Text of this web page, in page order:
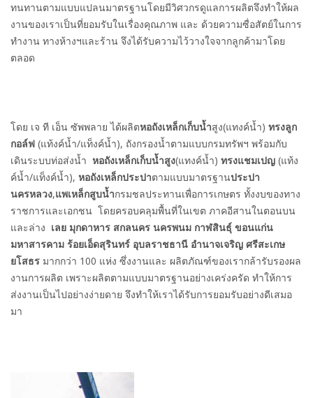
ทนทานตามแบบแปลนมาตรฐานโดยมีวิศวกรดูแลการผลิตจึงทำให้ผล
งานของเราเป็นที่ยอมรับในเรื่องคุณภาพ และ ด้วยความซื่อสัตย์ในการ
ทำงาน ทางห้างฯและร้าน จึงได้รับความไว้วางใจจากลูกค้ามาโดย
ตลอด
โดย เจ ที เอ็น ซัพพลาย ได้ผลิตหอถังเหล็กเก็บน้ำสูง(แทงค์น้ำ) ทรงลูก
กอล์ฟ (แท้งค์น้ำ/แท็งค์น้ำ), ถังกรองน้ำตามแบบกรมทรัพฯ พร้อมกับ
เดินระบบท่อส่งน้ำ หอถังเหล็กเก็บน้ำสูง(แทงค์น้ำ) ทรงแชมเปญ (แท้ง
ค์น้ำ/แท็งค์น้ำ), หอถังเหล็กประปาตามแบบมาตรฐานประปา
นครหลวง,แพเหล็กสูบน้ำกรมชลประทานเพื่อการเกษตร ทั้งงบของทาง
ราชการและเอกชน โดยครอบคลุมพื้นที่ในเขต ภาคอีสานในตอนบน
และล่าง เลย มุกดาหาร สกลนคร นครพนม กาฬสินธุ์ ขอนแก่น
มหาสารคาม ร้อยเอ็ดสุรินทร์ อุบลราชธานี อำนาจเจริญ ศรีสะเกษ
ยโสธร มากกว่า 100 แห่ง ซึ่งงานและ ผลิตภัณฑ์ของเรากล้ารับรองผล
งานการผลิต เพราะผลิตตามแบบมาตรฐานอย่างเคร่งครัด ทำให้การ
ส่งงานเป็นไปอย่างง่ายดาย จึงทำให้เราได้รับการยอมรับอย่างดีเสมอ
มา